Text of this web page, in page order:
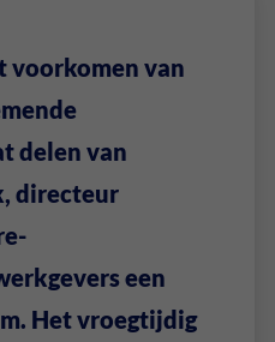
voorkomen van
delen van
directeur
een
Het vroegtijdig